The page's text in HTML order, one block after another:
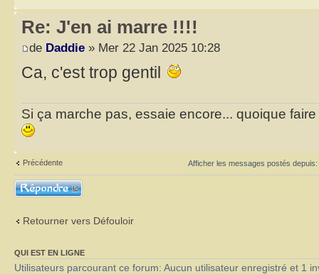
Re: J'en ai marre !!!!
de Daddie » Mer 22 Jan 2025 10:28
Ca, c'est trop gentil
Si ça marche pas, essaie encore... quoique
Précédente Afficher les messages postés depuis:
Répondre
Retourner vers Défouloir
QUI EST EN LIGNE
Utilisateurs parcourant ce forum: Aucun utilisateur enregistré et 1